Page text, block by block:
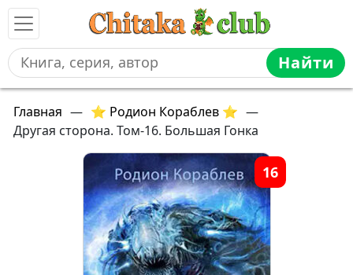
Найти
Главная — ⭐ Родион Кораблев ⭐ —
Другая сторона. Том-16. Большая Гонка
16